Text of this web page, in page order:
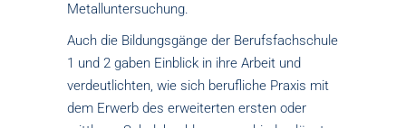
Metalluntersuchung.
Auch die Bildungsgänge der Berufsfachschule
1 und 2 gaben Einblick in ihre Arbeit und
verdeutlichten, wie sich berufliche Praxis mit
dem Erwerb des erweiterten ersten oder